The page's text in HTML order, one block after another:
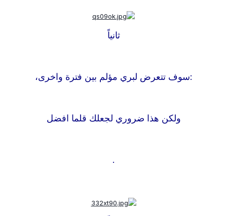
ثانياً
سوف تتعرض لبري مؤلم بين فترة واخرى،
ولكن هذا ضروري لجعلك قلما افضل